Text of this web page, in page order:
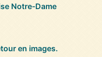
Notre-Dame
en images.